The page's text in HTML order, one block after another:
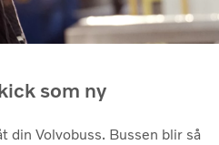
som ny
din Volvobuss. Bussen blir så